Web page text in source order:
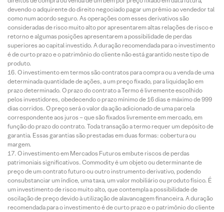
devendo o adquirente do direito negociado pagar um prêmio ao vendedor tal
como num acordo seguro. As operações com esses derivativos são
consideradas de risco muito alto por apresentarem altas relações de risco e
retorno e algumas posições apresentarem a possibilidade de perdas
superiores ao capital investido. A duração recomendada para o investimento
é de curto prazo e o patrimônio do cliente não está garantido neste tipo de
produto.
O investimento em termos são contratos para compra ou a venda de uma
determinada quantidade de ações, a um preço fixado, para liquidação em
prazo determinado. O prazo do contrato a Termo é livremente escolhido
pelos investidores, obedecendo o prazo mínimo de 16 dias e máximo de 999
dias corridos. O preço será o valor da ação adicionado de uma parcela
correspondente aos juros – que são fixados livremente em mercado, em
função do prazo do contrato. Toda transação a termo requer um depósito de
garantia. Essas garantias são prestadas em duas formas: cobertura ou
margem.
O investimento em Mercados Futuros embute riscos de perdas
patrimoniais significativos. Commodity é um objeto ou determinante de
preço de um contrato futuro ou outro instrumento derivativo, podendo
consubstanciar um índice, uma taxa, um valor mobiliário ou produto físico. É
um investimento de risco muito alto, que contempla a possibilidade de
oscilação de preço devido à utilização de alavancagem financeira. A duração
recomendada para o investimento é de curto prazo e o patrimônio do cliente